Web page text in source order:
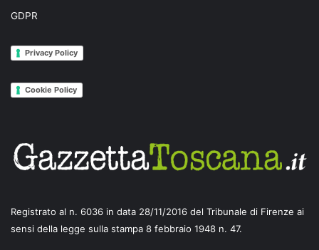
GDPR
Privacy Policy
Cookie Policy
Registrato al n. 6036 in data 28/11/2016 del Tribunale di Firenze ai
sensi della legge sulla stampa 8 febbraio 1948 n. 47.